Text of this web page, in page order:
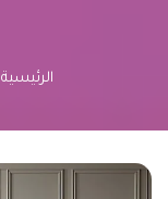
الرئيسية